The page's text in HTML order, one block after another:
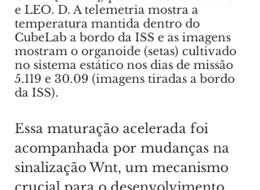
e LEO. D. A telemetria mostra a
temperatura mantida dentro do
CubeLab a bordo da ISS e as imagens
mostram o organoide (setas) cultivado
no sistema estático nos dias de missão
5.119 e 30.09 (imagens tiradas a bordo
da ISS).
Essa maturação acelerada foi
acompanhada por mudanças na
sinalização Wnt, um mecanismo